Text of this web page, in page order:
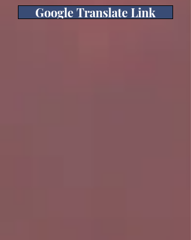
Google Translate Link